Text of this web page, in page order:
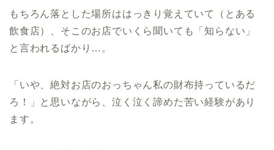
もちろん落とした場所ははっきり覚えていて（とある
飲食店）、そこのお店でいくら聞いても「知らない」
と言われるばかり…。
「いや、絶対お店のおっちゃん私の財布持っているだ
ろ！」と思いながら、泣く泣く諦めた苦い経験があり
ます。